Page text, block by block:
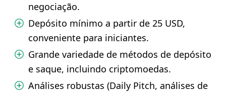
negociação.
Depósito mínimo a partir de 25 USD,
conveniente para iniciantes.
Grande variedade de métodos de depósito
e saque, incluindo criptomoedas.
Análises robustas (Daily Pitch, análises de